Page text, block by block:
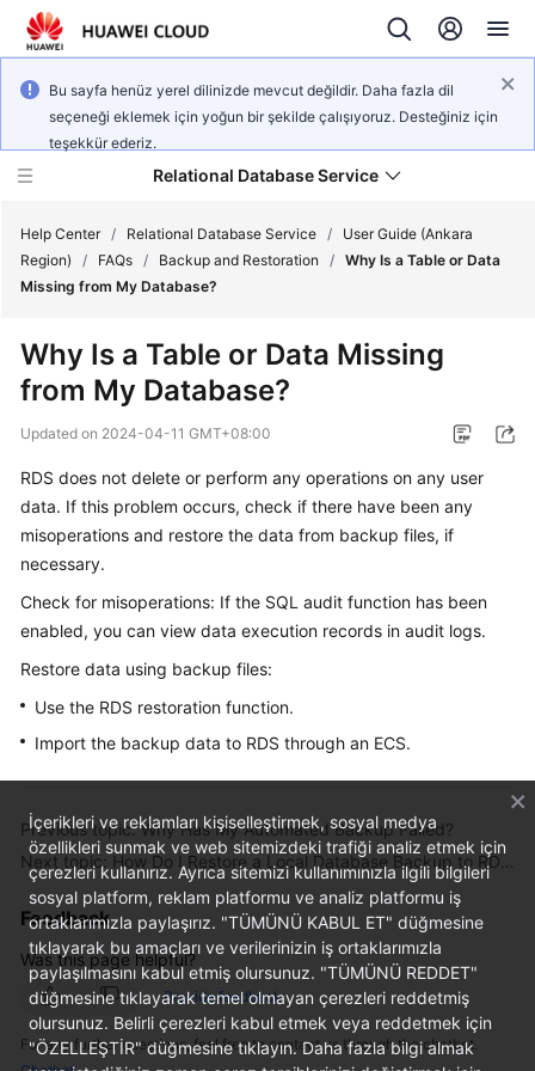
Bu sayfa henüz yerel dilinizde mevcut değildir. Daha fazla dil
seçeneği eklemek için yoğun bir şekilde çalışıyoruz. Desteğiniz için
teşekkür ederiz.
Relational Database Service
Service
Overview
Getting
Started
User
Guide
Practices
White
Paper
API
Reference
SDK
Reference
Help Center / Relational Database Service /
User Guide (Ankara
Region)
/ FAQs / Backup and Restoration / Why Is a Table or Data
Missing from My Database?
Why Is a Table or Data Missing
from My Database?
Updated on 2024-04-11 GMT+08:00
RDS does not delete or perform any operations on any user
data. If this problem occurs, check if there have been any
misoperations and restore the data from backup files, if
necessary.
Check for misoperations: If the SQL audit function has been
enabled, you can view data execution records in audit logs.
Restore data using backup files:
Use the RDS restoration function.
Import the backup data to RDS through an ECS.
Previous topic: Why Has My Automated Backup Failed?
Feedback
Was this page helpful?
Provide feedback
For any further questions, feel free to contact us through the chatbot.
İçerikleri ve reklamları kişiselleştirmek, sosyal medya
özellikleri sunmak ve web sitemizdeki trafiği analiz etmek için
çerezleri kullanırız. Ayrıca sitemizi kullanımınızla ilgili bilgileri
sosyal platform, reklam platformu ve analiz platformu iş
ortaklarımızla paylaşırız. "TÜMÜNÜ KABUL ET" düğmesine
tıklayarak bu amaçları ve verilerinizin iş ortaklarımızla
paylaşılmasını kabul etmiş olursunuz. "TÜMÜNÜ REDDET"
düğmesine tıklayarak temel olmayan çerezleri reddetmiş
olursunuz. Belirli çerezleri kabul etmek veya reddetmek için
"ÖZELLEŞTİR" düğmesine tıklayın. Daha fazla bilgi almak